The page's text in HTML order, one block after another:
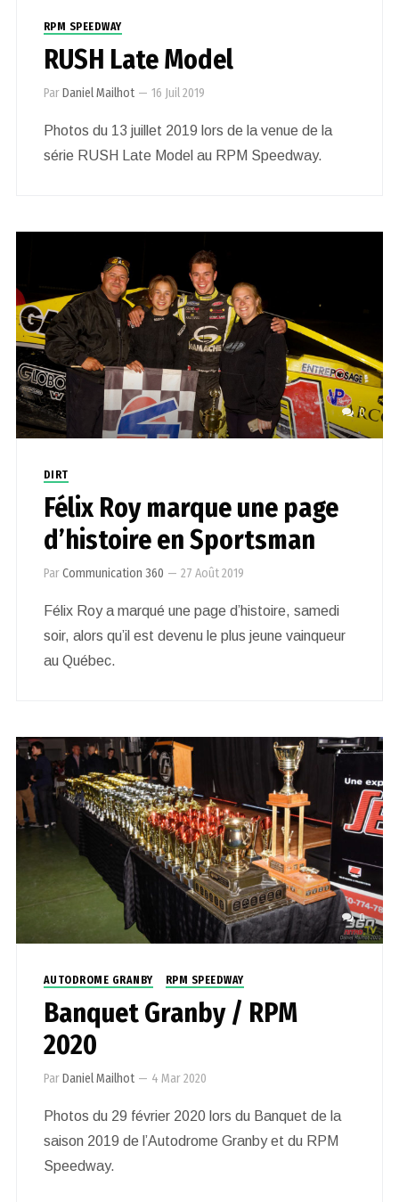
RPM SPEEDWAY
RUSH Late Model
ParDaniel Mailhot — 16 Juil 2019
Photos du 13 juillet 2019 lors de la venue de la
série RUSH Late Model au RPM Speedway.
0
DIRT
Félix Roy marque une page
d’histoire en Sportsman
ParCommunication 360 — 27 Août 2019
Félix Roy a marqué une page d’histoire, samedi
soir, alors qu’il est devenu le plus jeune vainqueur
au Québec.
0
AUTODROME GRANBY RPM SPEEDWAY
Banquet Granby / RPM
2020
ParDaniel Mailhot — 4 Mar 2020
Photos du 29 février 2020 lors du Banquet de la
saison 2019 de l’Autodrome Granby et du RPM
Speedway.